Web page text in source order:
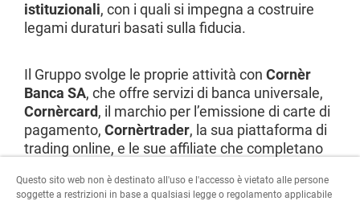
istituzionali, con i quali si impegna a costruire
legami duraturi basati sulla fiducia.
Il Gruppo svolge le proprie attività con Cornèr
Banca SA, che offre servizi di banca universale,
Cornèrcard, il marchio per l’emissione di carte di
pagamento, Cornèrtrader, la sua piattaforma di
trading online, e le sue affiliate che completano
internazionale.
Questo sito web non è destinato all'uso e l'accesso è vietato alle persone
soggette a restrizioni in base a qualsiasi legge o regolamento applicabile